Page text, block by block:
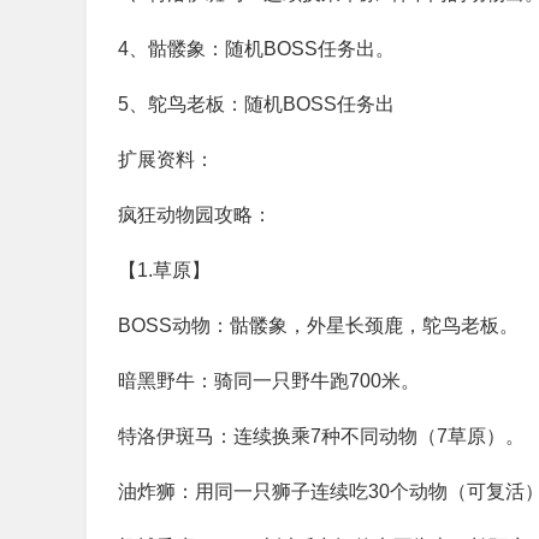
4、骷髅象：随机BOSS任务出。
5、鸵鸟老板：随机BOSS任务出
扩展资料：
疯狂动物园攻略：
【1.草原】
BOSS动物：骷髅象，外星长颈鹿，鸵鸟老板。
暗黑野牛：骑同一只野牛跑700米。
特洛伊斑马：连续换乘7种不同动物（7草原）。
油炸狮：用同一只狮子连续吃30个动物（可复活